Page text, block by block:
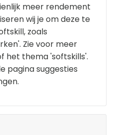
meer rendement
wij je om deze te
zoals
Zie voor meer
het thema 'softskills'.
pagina suggesties